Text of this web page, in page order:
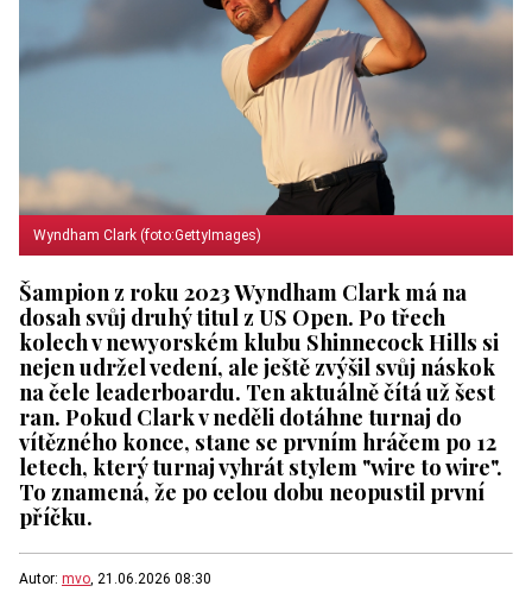
Wyndham Clark (foto:GettyImages)
Šampion z roku 2023 Wyndham Clark má na
dosah svůj druhý titul z US Open. Po třech
kolech v newyorském klubu Shinnecock Hills si
nejen udržel vedení, ale ještě zvýšil svůj náskok
na čele leaderboardu. Ten aktuálně čítá už šest
ran. Pokud Clark v neděli dotáhne turnaj do
vítězného konce, stane se prvním hráčem po 12
letech, který turnaj vyhrát stylem "wire to wire".
To znamená, že po celou dobu neopustil první
příčku.
Autor: mvo , 21.06.2026 08:30